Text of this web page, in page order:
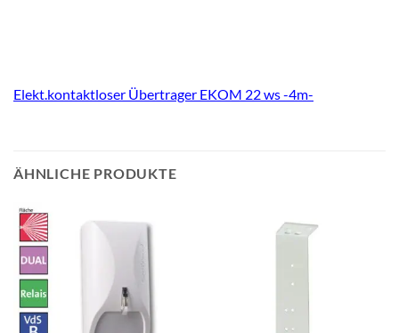
Elekt.kontaktloser Übertrager EKOM 22 ws -4m-
ÄHNLICHE PRODUKTE